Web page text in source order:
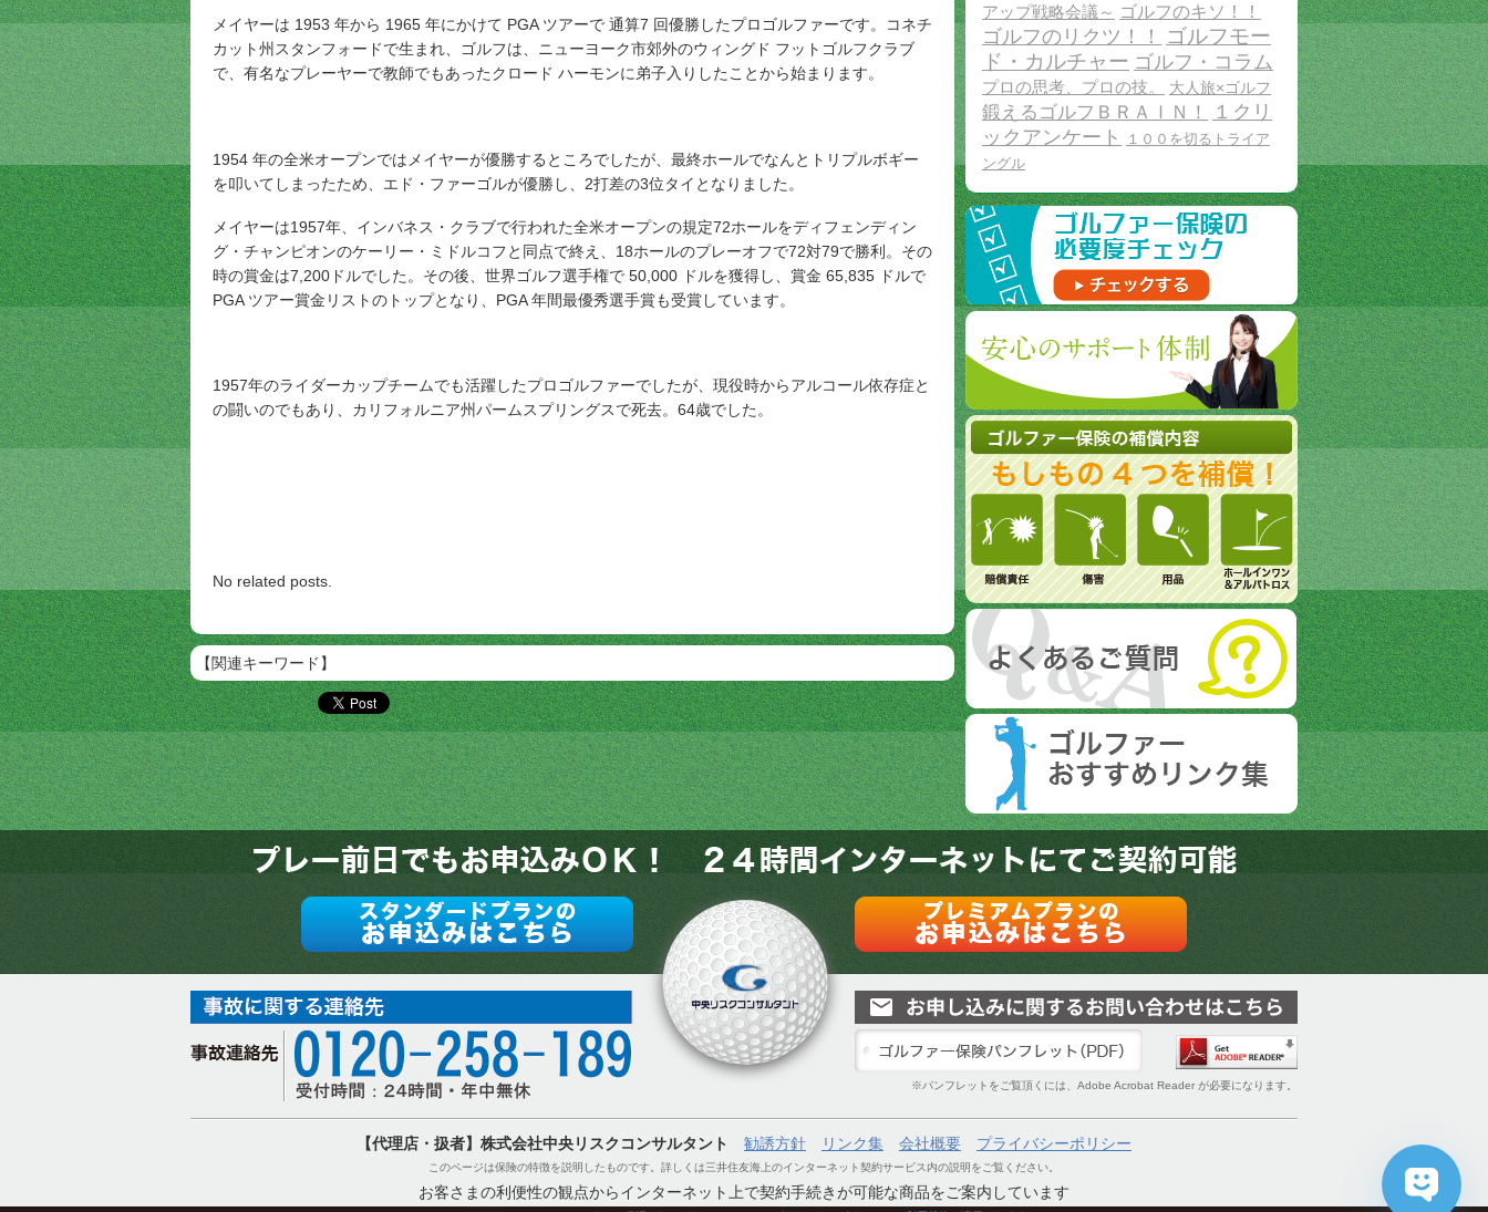
アップ戦略会議～ ゴルフのキソ！！
ゴルフのリクツ！！
ゴルフモー
ド・カルチャー ゴルフ・コラム
プロの思考、プロの技。 大人旅×ゴルフ
鍛えるゴルフＢＲＡＩＮ！
１クリ
ックアンケート
１００を切るトライア
ングル
メイヤーは 1953 年から 1965 年にかけて PGA ツアーで 通算7 回優勝したプロゴルファーです。コネチ
カット州スタンフォードで生まれ、
ゴルフは、ニューヨーク市郊外のウィングド フットゴルフクラブ
で、有名なプレーヤーで教師でもあったクロード ハーモンに弟子入りしたことから始まります。
1954 年の全米オープンではメイヤーが優勝するところでしたが、最終ホールでなんとトリプルボギー
を叩いてしまったため、エド・ファーゴルが優勝し、2打差の3位タイとなりました。
メイヤーは1957年、インバネス・クラブで行われた全米オープンの規定72ホールをディフェンディン
グ・チャンピオンのケーリー・ミドルコフと同点で終え、18ホールのプレーオフで72対79で勝利。その
時の賞金は7,200ドルでした。 その後、世界ゴルフ選手権で 50,000 ドルを獲得し、賞金 65,835 ドルで
PGA ツアー賞金リストのトップとなり、PGA 年間最優秀選手賞も受賞しています。
1957年のライダーカップチームでも活躍したプロゴルファーでしたが、現役時からアルコール依存症と
の闘いのでもあり、 カリフォルニア州パームスプリングスで死去。64歳でした。
No related posts.
【関連キーワード】
※パンフレットをご覧頂くには、Adobe Acrobat Reader が必要になります。
【代理店・扱者】株式会社中央リスクコンサルタント 勧誘方針 リンク集 会社概要 プライバシーポリシー
このページは保険の特徴を説明したものです。詳しくは三井住友海上のインターネット契約サービス内の説明をご覧ください。
お客さまの利便性の観点からインターネット上で契約手続きが可能な商品をご案内しています